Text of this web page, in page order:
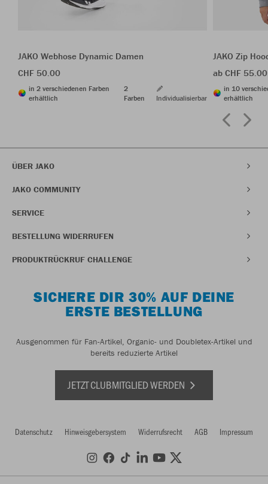
JAKO Webhose Dynamic Damen
CHF 50.00
in 2 verschiedenen Farben
erhältlich
2
Farben
Individualisierbar
JAKO Zip
ab CHF 55.00
in 10
erhältlich
ÜBER JAKO
JAKO COMMUNITY
SERVICE
BESTELLUNG WIDERRUFEN
PRODUKTRÜCKRUF CHALLENGE
SICHERE DIR 30% AUF DEINE
ERSTE BESTELLUNG
Ausgenommen für Fan-Artikel, Organic- und Doubletex-Artikel und
bereits reduzierte Artikel
JETZT CLUBMITGLIED WERDEN
Datenschutz Hinweisgebersystem Widerrufsrecht AGB Impressum